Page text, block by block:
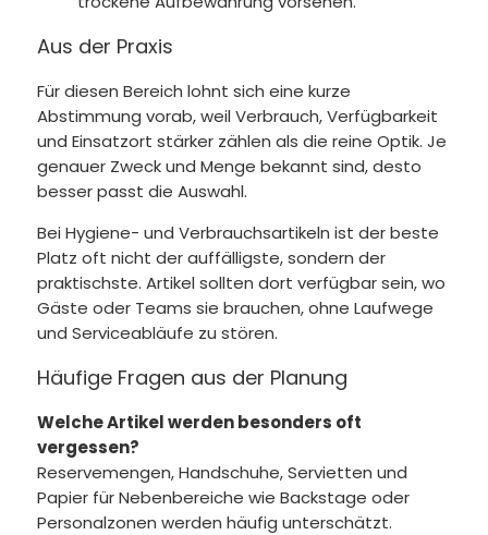
Aus der Praxis
Für diesen Bereich lohnt sich eine kurze
Abstimmung vorab, weil Verbrauch, Verfügbarkeit
und Einsatzort stärker zählen als die reine Optik. Je
genauer Zweck und Menge bekannt sind, desto
besser passt die Auswahl.
Bei Hygiene- und Verbrauchsartikeln ist der beste
Platz oft nicht der auffälligste, sondern der
praktischste. Artikel sollten dort verfügbar sein, wo
Gäste oder Teams sie brauchen, ohne Laufwege
und Serviceabläufe zu stören.
Häufige Fragen aus der Planung
Welche Artikel werden besonders oft
vergessen?
Reservemengen, Handschuhe, Servietten und
Papier für Nebenbereiche wie Backstage oder
Personalzonen werden häufig unterschätzt.